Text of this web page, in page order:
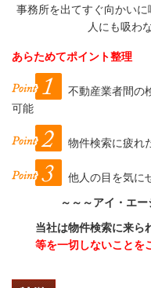
事務所を出てすぐ向かい
人にも吸わ
あらためてポイント整理
不動産業者間の
可能
物件検索に疲れ
他人の目を気に
～～～アイ・エ
当社は物件検索に来ら
等を一切しないことを